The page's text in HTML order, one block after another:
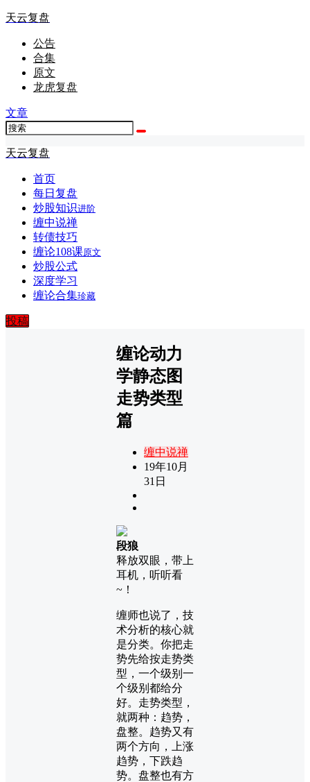
天云复盘
公告
合集
原文
龙虎复盘
文章
天云复盘
首页
每日复盘
炒股知识进阶
缠中说禅
转债技巧
缠论108课原文
炒股公式
深度学习
缠论合集珍藏
投稿
缠论动力
学静态图
走势类型
篇
缠中说禅
19年10月
31日
段狼
释放双眼，带上
耳机，听听看
~！
缠师也说了，技
术分析的核心就
是分类。你把走
势先给按走势类
型，一个级别一
个级别都给分
好。走势类型，
就两种：趋势，
盘整。趋势又有
两个方向，上涨
趋势，下跌趋
势。盘整也有方